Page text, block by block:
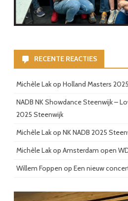
RECENTE REACTIES
Michèle Lakop Holland Masters 2025
NADB NK Showdance Steenwijk –
2025 Steenwijk
Michèle Lakop NK NADB 2025
Michèle Lakop Amsterdam open
Willem Foppen op Een nieuw